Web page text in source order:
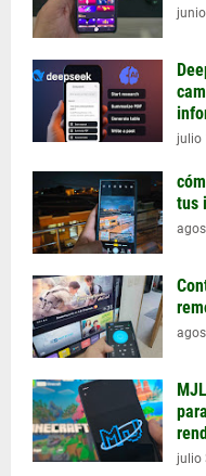
julio
tus
julio